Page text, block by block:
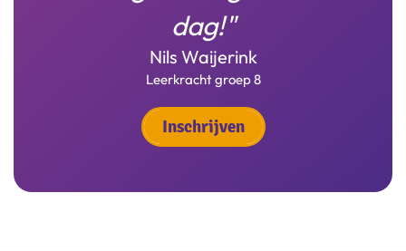
Team Morgenster
Inschrijven
dag!"
Nils Waijerink
Leerkracht groep 8
Inschrijven
Jolien Altena
Rekenexpert
Inschrijven
(oud)leerling van De Morgenster
Inschrijven
van school
Inschrijven
Leerkracht groep 7/8
Inschrijven